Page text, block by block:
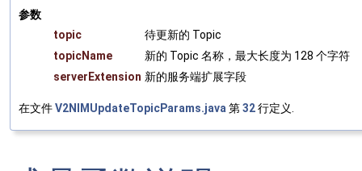
参数
topic
待更新的 Topic
topicName
新的 Topic 名称，最大长度为 128 个字符
serverExtension 新的服务端扩展字段
在文件V2NIMUpdateTopicParams.java第32行定义.